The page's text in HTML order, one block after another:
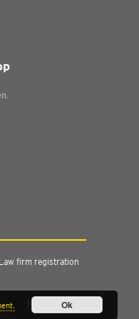
Law firm regi­stra­ti­on
Naar boven
Ok